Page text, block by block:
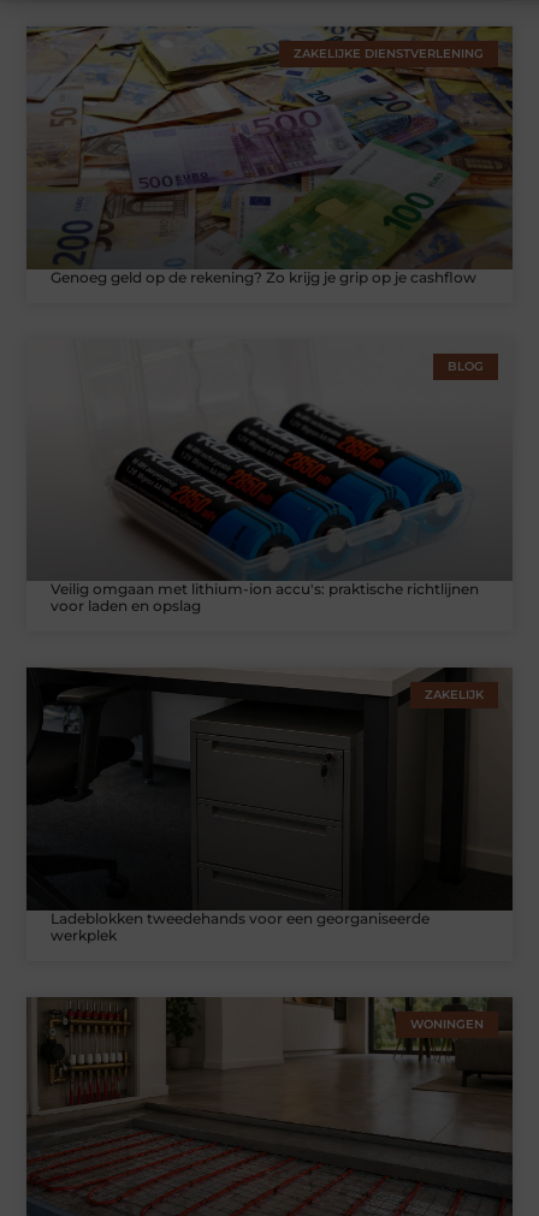
ZAKELIJKE DIENSTVERLENING
Genoeg geld op de rekening? Zo krijg je grip op je cashflow
BLOG
Veilig omgaan met lithium-ion accu's: praktische richtlijnen
voor laden en opslag
ZAKELIJK
Ladeblokken tweedehands voor een georganiseerde
werkplek
WONINGEN